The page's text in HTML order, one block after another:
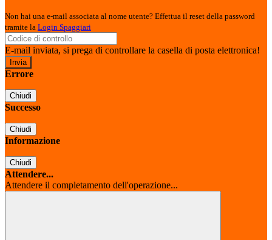
Non hai una e-mail associata al nome utente? Effettua il reset della password
tramite la Login Spaggiari
E-mail inviata, si prega di controllare la casella di posta elettronica!
Errore
Chiudi
Successo
Chiudi
Informazione
Chiudi
Attendere...
Attendere il completamento dell'operazione...